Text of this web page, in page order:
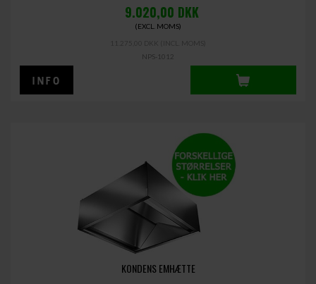
9.020,00 DKK
(EXCL. MOMS)
NPS-1012
KONDENS EMHÆTTE